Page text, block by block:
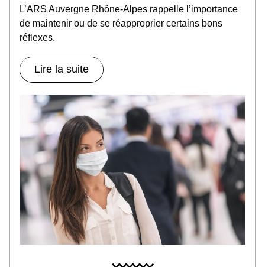
L’ARS Auvergne Rhône-Alpes rappelle l’importance
de maintenir ou de se réapproprier certains bons
réflexes.
Lire la suite